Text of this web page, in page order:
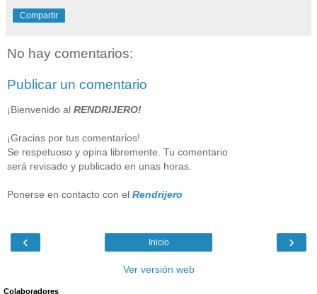
Compartir
No hay comentarios:
Publicar un comentario
¡Bienvenido al RENDRIJERO!
¡Gracias por tus comentarios!
Se respetuoso y opina libremente. Tu comentario
será revisado y publicado en unas horas.
Ponerse en contacto con el Rendrijero
‹ ›
Inicio
Ver versión web
Colaboradores